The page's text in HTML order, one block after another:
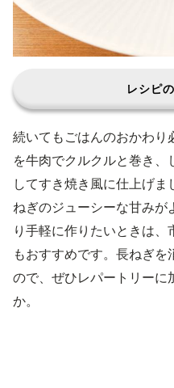
レシピ
続いてもごはんのおかわり
を牛肉でクルクルと巻き
してすき焼き風に仕上げ
ねぎのジューシーな甘みが
り手軽に作りたいときは
もおすすめです。長ねぎ
ので、ぜひレパートリーに
か。